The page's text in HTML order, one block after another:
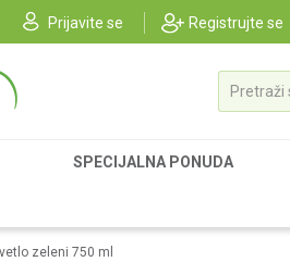
Prijavite se Registrujte se
Pretraži
SPECIJALNA PONUDA
zeleni 750 ml